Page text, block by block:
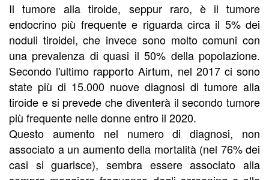
Il tumore alla tiroide, seppur raro, è il tumore
endocrino più frequente e riguarda circa il 5% dei
noduli tiroidei, che invece sono molto comuni con
una prevalenza di quasi il 50% della popolazione.
Secondo l'ultimo rapporto Airtum, nel 2017 ci sono
state più di 15.000 nuove diagnosi di tumore alla
tiroide e si prevede che diventerà il secondo tumore
più frequente nelle donne entro il 2020.
Questo aumento nel numero di diagnosi, non
associato a un aumento della mortalità (nel 76% dei
casi si guarisce), sembra essere associato alla